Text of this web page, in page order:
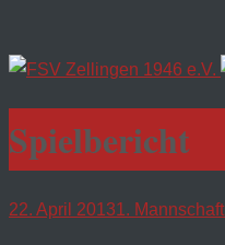
Spielbericht
22. April 20131. Mannschaft